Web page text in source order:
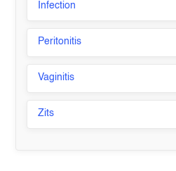
Infection
Peritonitis
Vaginitis
Zits